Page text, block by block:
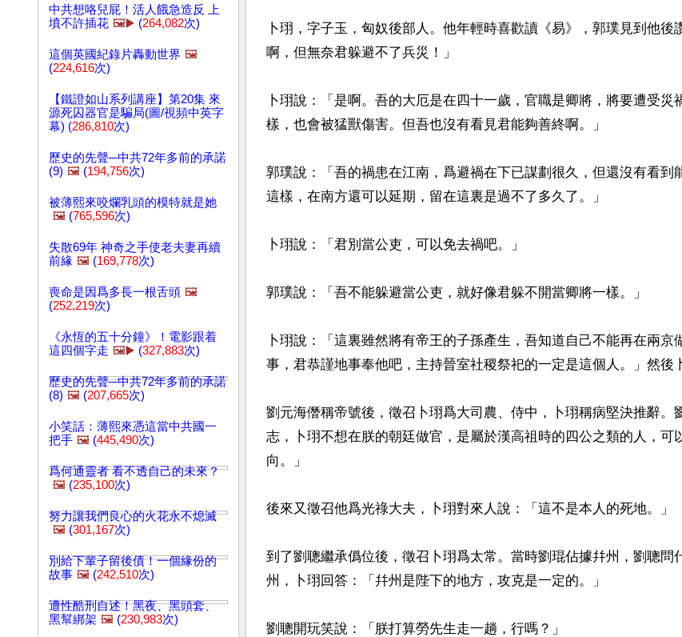
中共想咯兒屁！活人餓急造反 上
墳不許插花 🖼️▶️ (264,082次)
這個英國紀錄片轟動世界 🖼️
(224,616次)
【鐵證如山系列講座】第20集 來
源死囚器官是騙局(圖/視頻中英字
幕) (286,810次)
歷史的先聲─中共72年多前的承諾
(9) 🖼️ (194,756次)
被薄熙來咬爛乳頭的模特就是她
🖼️ (765,596次)
失散69年 神奇之手使老夫妻再續
前緣 🖼️ (169,778次)
喪命是因爲多長一根舌頭 🖼️
(252,219次)
《永恆的五十分鐘》！電影跟着
這四個字走 🖼️▶️ (327,883次)
歷史的先聲─中共72年多前的承諾
(8) 🖼️ (207,665次)
小笑話：薄熙來憑這當中共國一
把手 🖼️ (445,490次)
爲何通靈者 看不透自己的未來？
🖼️ (235,100次)
努力讓我們良心的火花永不熄滅
🖼️ (301,167次)
別給下輩子留後債！一個緣份的
故事 🖼️ (242,510次)
遭性酷刑自述！黑夜、黑頭套、
黑幫綁架 🖼️ (230,983次)
卜珝，字子玉，匈奴後部人。他年輕時喜歡讀《易》，郭璞見到他後
啊，但無奈君躲避不了兵災！」
卜珝說：「是啊。吾的大厄是在四十一歲，官職是卿將，將要遭受災
樣，也會被猛獸傷害。但吾也沒有看見君能夠善終啊。」
郭璞說：「吾的禍患在江南，爲避禍在下已謀劃很久，但還沒有看到
這樣，在南方還可以延期，留在這裏是過不了多久了。」
卜珝說：「君別當公吏，可以免去禍吧。」
郭璞說：「吾不能躲避當公吏，就好像君躲不開當卿將一樣。」
卜珝說：「這裏雖然將有帝王的子孫產生，吾知道自己不能再在兩京
事，君恭謹地事奉他吧，主持晉室社稷祭祀的一定是這個人。」然後
劉元海僭稱帝號後，徵召卜珝爲大司農、侍中，卜珝稱病堅決推辭。
志，卜珝不想在朕的朝廷做官，是屬於漢高祖時的四公之類的人，可
向。」
後來又徵召他爲光祿大夫，卜珝對來人說：「這不是本人的死地。」
到了劉聰繼承僞位後，徵召卜珝爲太常。當時劉琨佔據幷州，劉聰問
州，卜珝回答：「幷州是陛下的地方，攻克是一定的。」
劉聰開玩笑說：「朕打算勞先生走一趟，行嗎？」